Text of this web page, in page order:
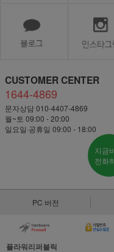
CUSTOMER CENTER
1644-4869
문자상담 010-4407-4869
월~토 09:00 - 20:00
일요일·공휴일 09:00 - 18:00
지금
전화
PC 버전
플라워리퍼블릭